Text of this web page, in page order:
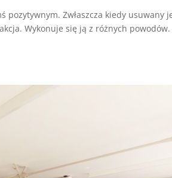
pozytywnym. Zwłaszcza kiedy usuwany
Wykonuje się ją z różnych